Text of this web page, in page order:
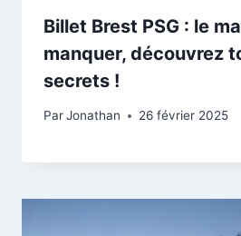
Billet Brest PSG : le
manquer, découvrez
secrets !
ParJonathan 26 février 2025